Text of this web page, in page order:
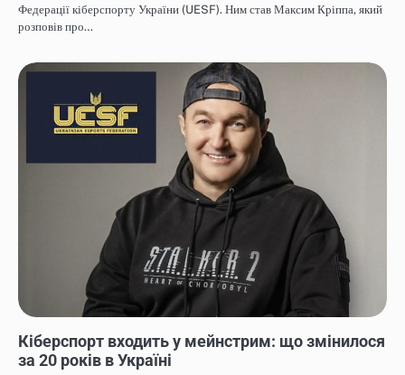
Федерації кіберспорту України (UESF). Ним став Максим Кріппа, який
розповів про…
Кіберспорт входить у мейнстрим: що змінилося
за 20 років в Україні